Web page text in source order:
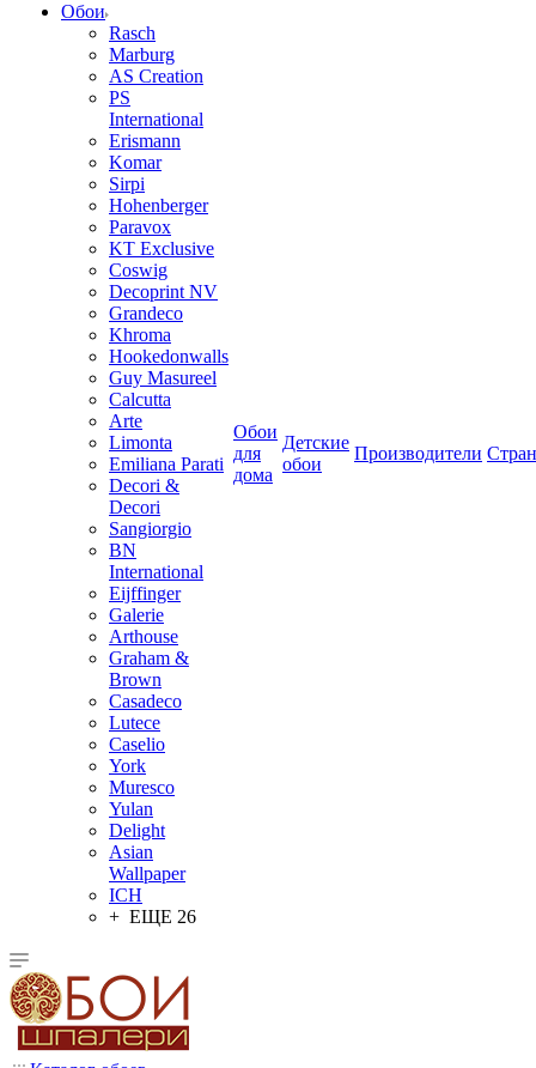
Обои
Rasch
Marburg
AS Creation
PS
International
Erismann
Komar
Sirpi
Hohenberger
Paravox
KT Exclusive
Coswig
Decoprint NV
Grandeco
Khroma
Hookedonwalls
Guy Masureel
Calcutta
Arte
Limonta
Emiliana Parati
Decori &
Decori
Sangiorgio
BN
International
Eijffinger
Galerie
Arthouse
Graham &
Brown
Casadeco
Lutece
Caselio
York
Muresco
Yulan
Delight
Asian
Wallpaper
ICH
+ ЕЩЕ 26
Обои
для
дома
Детские
обои
Производители